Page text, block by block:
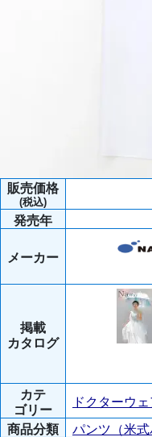
販売価格
(税込)
発売年
メーカー
掲載
カタログ
カテ
ゴリー
ドクターウェ
商品分類
パンツ（米